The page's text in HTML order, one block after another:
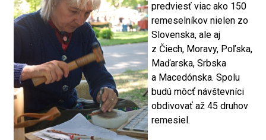
predviesť viac ako 150
remeselníkov nielen zo
Slovenska, ale aj
z Čiech, Moravy, Poľska,
Maďarska, Srbska
a Macedónska. Spolu
budú môcť návštevníci
obdivovať až 45 druhov
remesiel.